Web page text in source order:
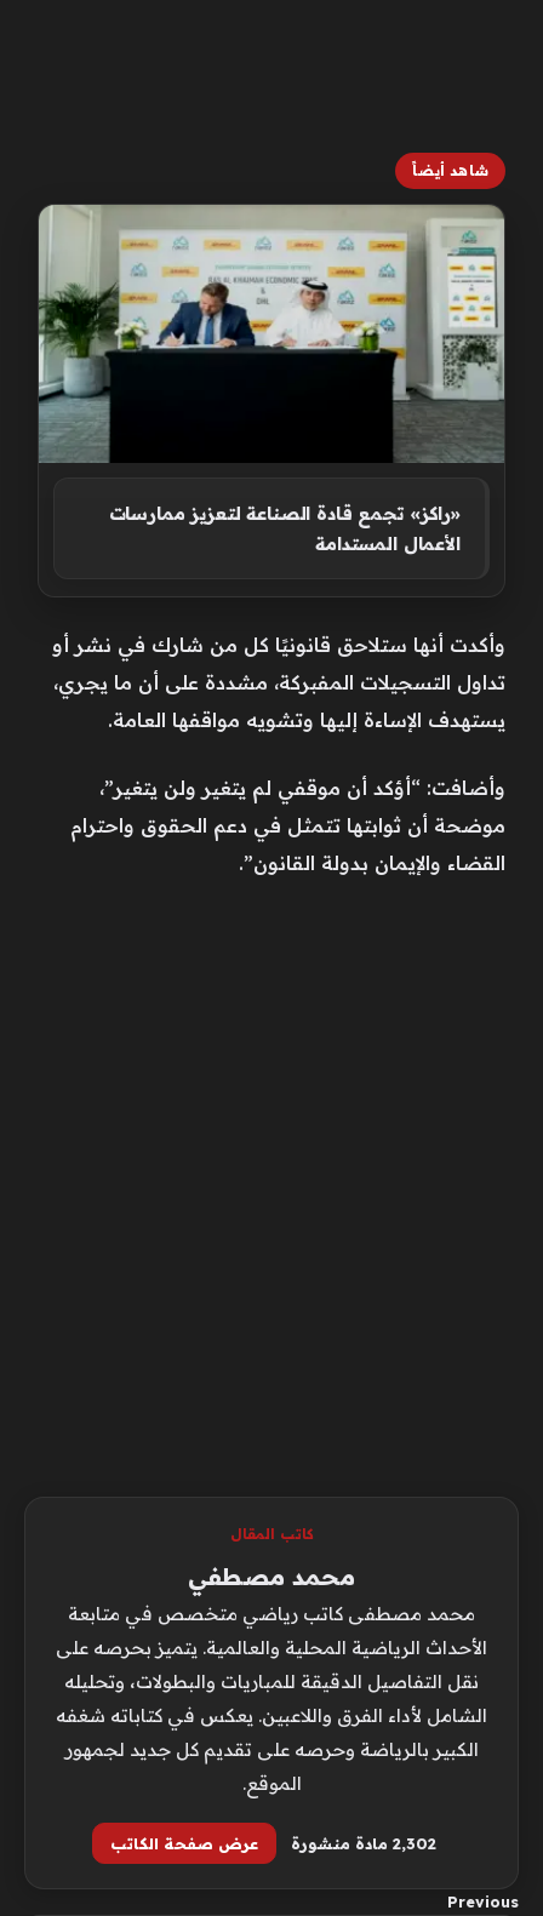
شاهد أيضاً
«راكز» تجمع قادة الصناعة لتعزيز ممارسات
الأعمال المستدامة
وأكدت أنها ستلاحق قانونيًا كل من شارك في نشر أو
تداول التسجيلات المفبركة، مشددة على أن ما يجري،
يستهدف الإساءة إليها وتشويه مواقفها العامة.
وأضافت: “أؤكد أن موقفي لم يتغير ولن يتغير”،
موضحة أن ثوابتها تتمثل في دعم الحقوق واحترام
القضاء والإيمان بدولة القانون”.
كاتب المقال
محمد مصطفي
محمد مصطفى كاتب رياضي متخصص في متابعة
الأحداث الرياضية المحلية والعالمية. يتميز بحرصه على
نقل التفاصيل الدقيقة للمباريات والبطولات، وتحليله
الشامل لأداء الفرق واللاعبين. يعكس في كتاباته شغفه
الكبير بالرياضة وحرصه على تقديم كل جديد لجمهور
الموقع.
2٬302 مادة منشورة عرض صفحة الكاتب
Previous